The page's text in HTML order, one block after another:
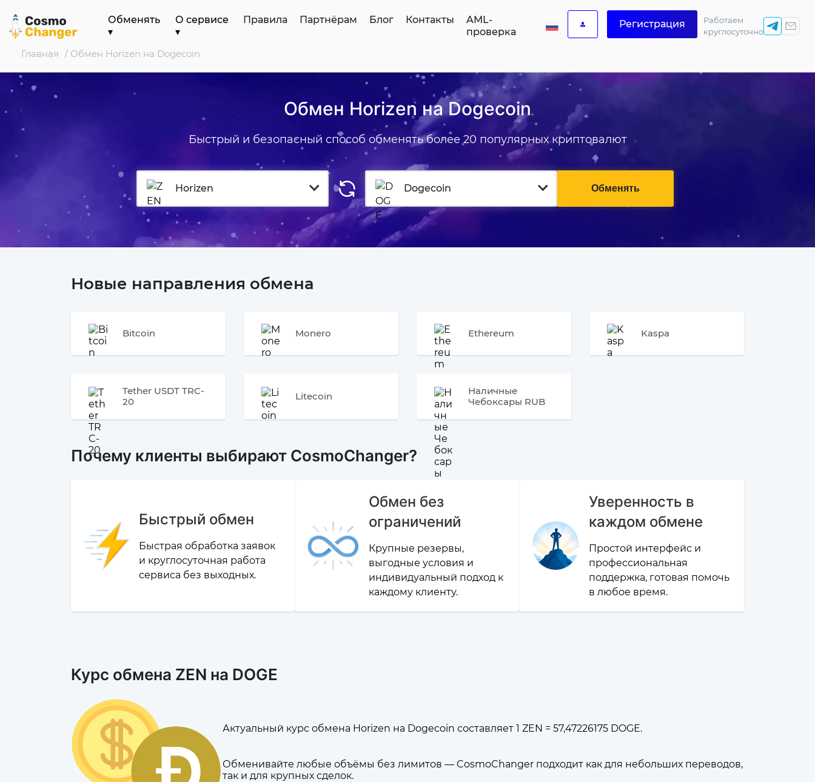
Обменять
▾
О сервисе
▾
Правила Партнёрам Блог Контакты
AML-
проверка
Регистрация
Работаем
круглосуточно
Главная / Обмен Horizen на Dogecoin
Обмен Horizen на Dogecoin
Быстрый и безопасный способ обменять более 20 популярных криптовалют
Horizen Dogecoin Обменять
Новые направления обмена
Bitcoin Monero Ethereum Kaspa
Tether USDT TRC-
20
Litecoin
Наличные
Чебоксары RUB
Почему клиенты выбирают CosmoChanger?
Быстрый обмен
Быстрая обработка заявок
и круглосуточная работа
сервиса без выходных.
Обмен без
ограничений
Крупные резервы,
выгодные условия и
индивидуальный подход к
каждому клиенту.
Уверенность в
каждом обмене
Простой интерфейс и
профессиональная
поддержка, готовая помочь
в любое время.
Курс обмена ZEN на DOGE
Актуальный курс обмена Horizen на Dogecoin составляет 1 ZEN = 57,47226175 DOGE.
Обменивайте любые объёмы без лимитов — CosmoChanger подходит как для небольших переводов,
так и для крупных сделок.